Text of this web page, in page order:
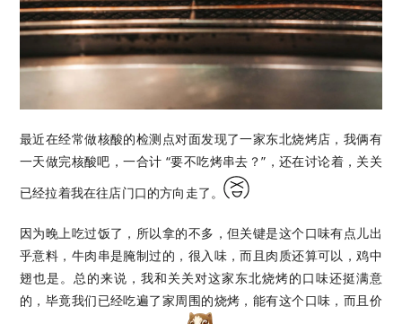
最近在经常做核酸的检测点对面发现了一家东北烧烤店，我俩有
一天做完核酸吧，一合计 “要不吃烤串去？”，还在讨论着，关关
已经拉着我在往店门口的方向走了。
因为晚上吃过饭了，所以拿的不多，但关键是这个口味有点儿出
乎意料，牛肉串是腌制过的，很入味，而且肉质还算可以，鸡中
翅也是。总的来说，我和关关对这家东北烧烤的口味还挺满意
的，毕竟我们已经吃遍了家周围的烧烤，能有这个口味，而且价